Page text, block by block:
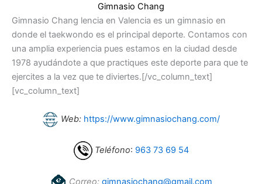
Gimnasio Chang
Gimnasio Chang lencia en Valencia es un gimnasio en
donde el taekwondo es el principal deporte. Contamos con
una amplia experiencia pues estamos en la ciudad desde
1978 ayudándote a que practiques este deporte para que te
ejercites a la vez que te diviertes.[/vc_column_text]
[vc_column_text]
Web: https://www.gimnasiochang.com/
Teléfono: 963 73 69 54
Correo: gimnasiochang@gmail.com